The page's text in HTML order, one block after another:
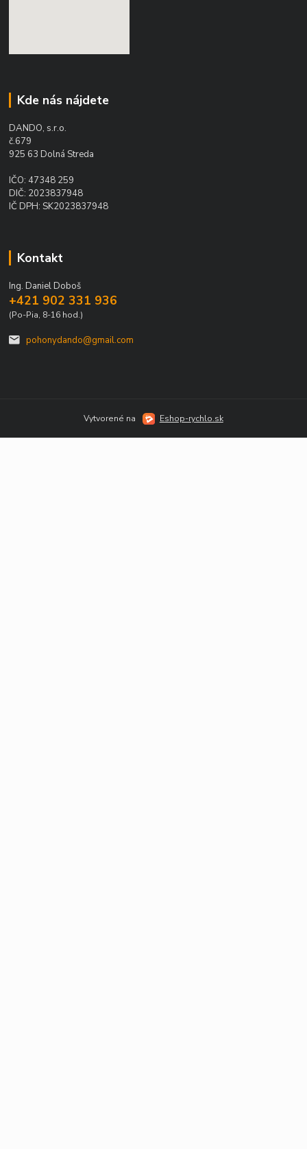
Kde nás nájdete
DANDO, s.r.o.
č.679
925 63 Dolná Streda
IČO: 47348 259
DIČ: 2023837948
IČ DPH: SK2023837948
Kontakt
Ing. Daniel Doboš
+421 902 331 936
(Po-Pia, 8-16 hod.)
pohonydando@gmail.com
Vytvorené na Eshop-rychlo.sk